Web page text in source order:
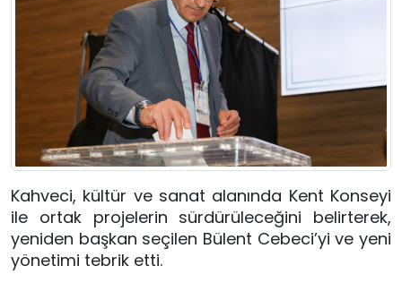
Kahveci, kültür ve sanat alanında Kent Konseyi
ile ortak projelerin sürdürüleceğini belirterek,
yeniden başkan seçilen Bülent Cebeci’yi ve yeni
yönetimi tebrik etti.